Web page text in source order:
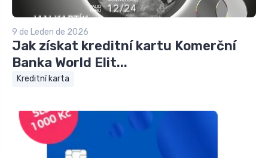
9 de Leden de 2026
Jak získat kreditní kartu Komerční
Banka World Elit...
Kreditní karta